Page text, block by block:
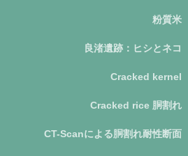
粉質米
良渚遺跡：ヒシとネコ
Cracked kernel
Cracked rice 胴割れ
CT-Scanによる胴割れ耐性断面